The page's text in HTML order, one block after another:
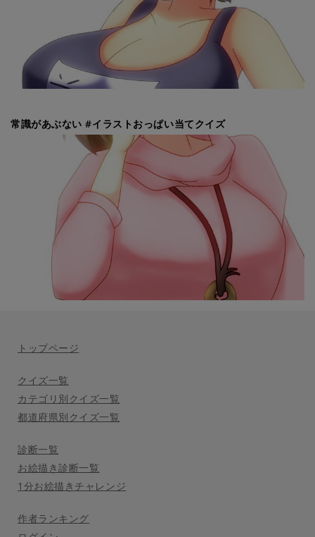
常識があぶない #イラストおっぱい当てクイズ
トップページ
クイズ一覧
カテゴリ別クイズ一覧
都道府県別クイズ一覧
診断一覧
お絵描き診断一覧
1分お絵描きチャレンジ
作者ランキング